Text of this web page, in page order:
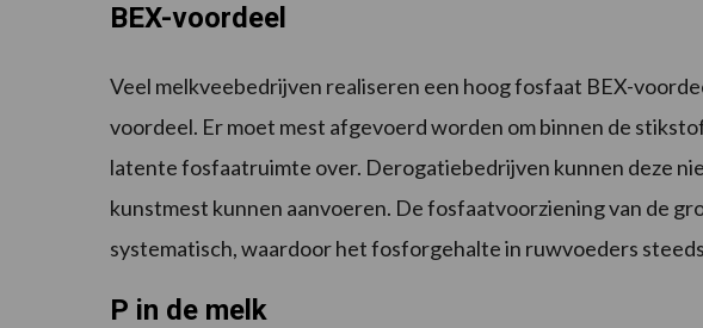
BEX-voordeel
Veel melkveebedrijven realiseren een hoog fosfaat BEX-
voordeel. Er moet mest afgevoerd worden om binnen de
latente fosfaatruimte over. Derogatiebedrijven kunnen deze
kunstmest kunnen aanvoeren. De fosfaatvoorziening van de
systematisch, waardoor het fosforgehalte in ruwvoeders
P in de melk